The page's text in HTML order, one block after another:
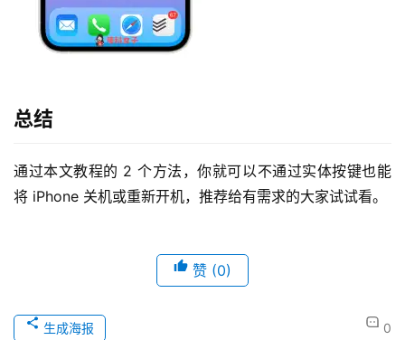
总结
通过本文教程的 2 个方法，你就可以不通过实体按键也能
将 iPhone 关机或重新开机，推荐给有需求的大家试试看。
赞 (0)
0
生成海报